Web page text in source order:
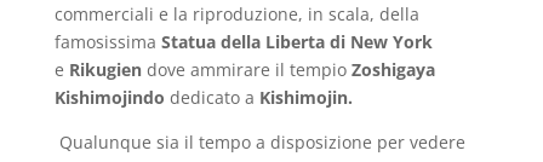
commerciali e la riproduzione, in scala, della
famosissima Statua della Liberta di New York
e Rikugiendove ammirare il tempio Zoshigaya
Kishimojindo dedicato a Kishimojin.
Qualunque sia il tempo a disposizione per vedere